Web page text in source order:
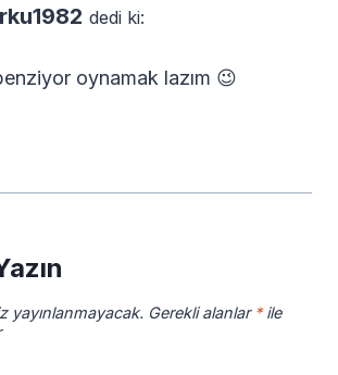
dedi ki:
oynamak lazım 😉
yayınlanmayacak. Gerekli alanlar *ile